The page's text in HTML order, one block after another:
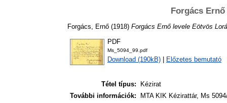
Forgács
Forgács, Ernő (1918) Forgács Ernő levele Eötvös
PDF
Ms_5094_99.pdf
Download (190kB) Előzetes bemutató
Tétel típus:
Kézirat
További információk:
MTA KIK Kézirattár, Ms